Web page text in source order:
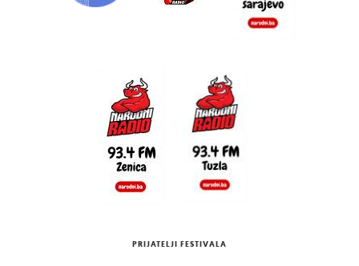
PRIJATELJI FESTIVALA